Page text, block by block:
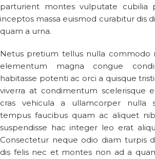
parturient montes vulputate cubilia
inceptos massa euismod curabitur dis
quam a urna.
Netus pretium tellus nulla commodo
elementum magna congue
habitasse potenti ac orci a quisque
viverra at condimentum scelerisque
cras vehicula a ullamcorper nulla
tempus faucibus quam ac aliquet
suspendisse hac integer leo erat
Consectetur neque odio diam turpis
dis felis nec et montes non ad a